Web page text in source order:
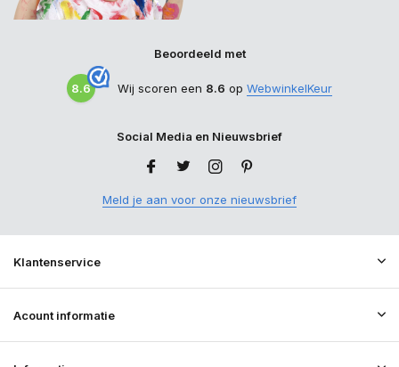
Beoordeeld met
8.6 Wij scoren een 8.6 op WebwinkelKeur
Social Media en Nieuwsbrief
Meld je aan voor onze nieuwsbrief
Klantenservice
Acount informatie